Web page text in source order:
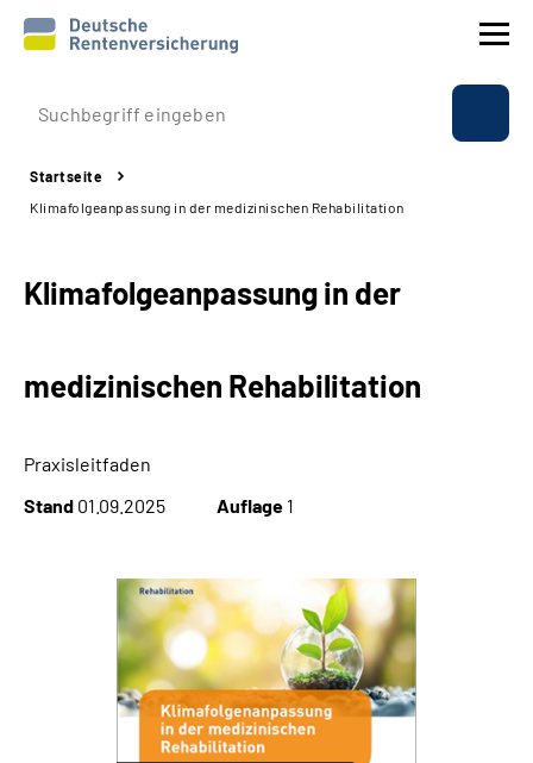
Prävention
Reha
Experten
Über uns & Presse
Language
Inhalte in Gebärdensprache (DGS)
Startseite
Klimafolgeanpassung in der medizinischen Rehabilitation
Klimafolgeanpassung in der
medizinischen Rehabilitation
Praxisleitfaden
Stand 01.09.2025 Auflage 1